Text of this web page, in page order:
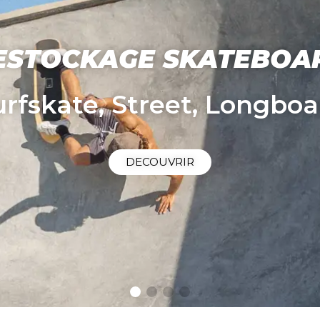
PARADOX SLS
En TEST et en STOCK
DÉCOUVRIR